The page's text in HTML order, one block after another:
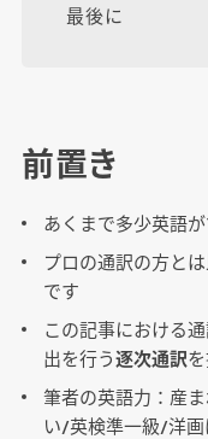
最後に
前置き
あくまで多少英語
プロの通訳の方と
です
この記事における
出を行う逐次通訳
筆者の英語力：産
い/英検準一級/洋